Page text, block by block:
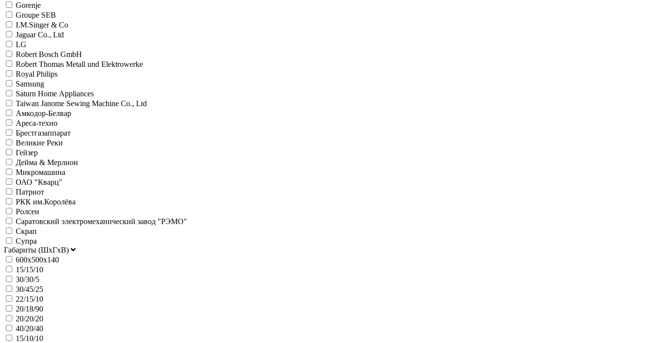
Gorenje
Groupe SEB
I.M.Singer & Co
Jaguar Co., Ltd
LG
Robert Bosch GmbH
Robert Thomas Metall und Elektrowerke
Royal Philips
Samsung
Saturn Home Аppliances
Taiwan Janome Sewing Machine Co., Ltd
Амкодор-Белвар
Ареса-техно
Брестгазаппарат
Великие Реки
Гейзер
Дейма & Мерлион
Микромашина
ОАО "Кварц"
Патриот
РКК им.Королёва
Ролсен
Саратовский электромеханический завод "РЭМО"
Скрап
Супра
Габариты (ШхГхВ)
600х500х140
15/15/10
30/30/5
30/45/25
22/15/10
20/18/90
20/20/20
40/20/40
15/10/10